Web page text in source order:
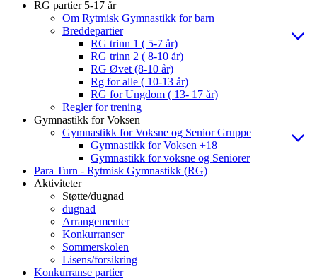
RG partier 5-17 år
Om Rytmisk Gymnastikk for barn
Breddepartier
RG trinn 1 ( 5-7 år)
RG trinn 2 ( 8-10 år)
RG Øvet (8-10 år)
Rg for alle ( 10-13 år)
RG for Ungdom ( 13- 17 år)
Regler for trening
Gymnastikk for Voksen
Gymnastikk for Voksne og Senior Gruppe
Gymnastikk for Voksen +18
Gymnastikk for voksne og Seniorer
Para Turn - Rytmisk Gymnastikk (RG)
Aktiviteter
Støtte/dugnad
dugnad
Arrangementer
Konkurranser
Sommerskolen
Lisens/forsikring
Konkurranse partier